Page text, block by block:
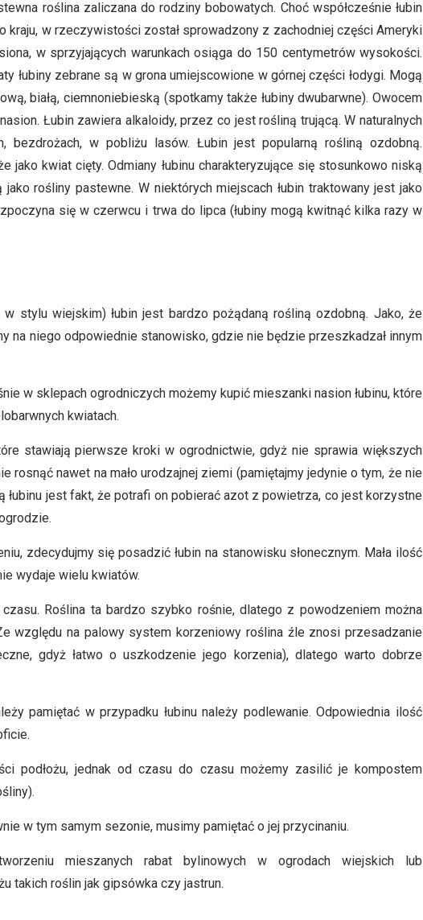
roślina zaliczana do rodziny bobowatych. Choć współcześnie łubin
kraju, w rzeczywistości został sprowadzony z zachodniej części Ameryki
w sprzyjających warunkach osiąga do 150 centymetrów wysokości.
łubiny zebrane są w grona umiejscowione w górnej części łodygi. Mogą
białą, ciemnoniebieską (spotkamy także łubiny dwubarwne). Owocem
Łubin zawiera alkaloidy, przez co jest rośliną trującą. W naturalnych
bezdrożach, w pobliżu lasów. Łubin jest popularną rośliną ozdobną.
jako kwiat cięty. Odmiany łubinu charakteryzujące się stosunkowo niską
rośliny pastewne. W niektórych miejscach łubin traktowany jest jako
się w czerwcu i trwa do lipca (łubiny mogą kwitnąć kilka razy w
stylu wiejskim) łubin jest bardzo pożądaną rośliną ozdobną. Jako, że
na niego odpowiednie stanowisko, gdzie nie będzie przeszkadzał innym
w sklepach ogrodniczych możemy kupić mieszanki nasion łubinu, które
kwiatach.
stawiają pierwsze kroki w ogrodnictwie, gdyż nie sprawia większych
rosnąć nawet na mało urodzajnej ziemi (pamiętajmy jedynie o tym, że nie
łubinu jest fakt, że potrafi on pobierać azot z powietrza, co jest korzystne
zdecydujmy się posadzić łubin na stanowisku słonecznym. Mała ilość
wydaje wielu kwiatów.
Roślina ta bardzo szybko rośnie, dlatego z powodzeniem można
względu na palowy system korzeniowy roślina źle znosi przesadzanie
gdyż łatwo o uszkodzenie jego korzenia), dlatego warto dobrze
pamiętać w przypadku łubinu należy podlewanie. Odpowiednia ilość
podłożu, jednak od czasu do czasu możemy zasilić je kompostem
w tym samym sezonie, musimy pamiętać o jej przycinaniu.
mieszanych rabat bylinowych w ogrodach wiejskich lub
takich roślin jak gipsówka czy jastrun.